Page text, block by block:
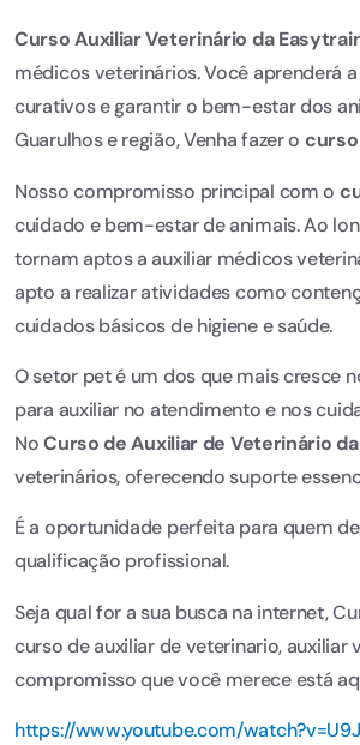
Curso Auxiliar Veterinário da
médicos veterinários. Você aprenderá
curativos e garantir o bem-estar dos
Guarulhos e região, Venha fazer o
Nosso compromisso principal com o
cuidado e bem-estar de animais. Ao
tornam aptos a auxiliar médicos
apto a realizar atividades como
cuidados básicos de higiene e saúde.
O setor pet é um dos que mais cresce
para auxiliar no atendimento e nos
NoCurso de Auxiliar de Veterinário
veterinários, oferecendo suporte
É a oportunidade perfeita para quem
qualificação profissional.
Seja qual for a sua busca na internet,
curso de auxiliar de veterinario,
compromisso que você merece está
https://www.youtube.com/